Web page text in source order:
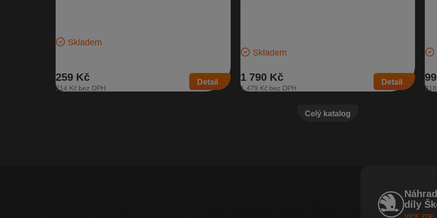
Skladem
259 Kč
214 Kč
Detail
Skladem
1 790 Kč
1 479 Kč
Detail
Celý katalog
díly